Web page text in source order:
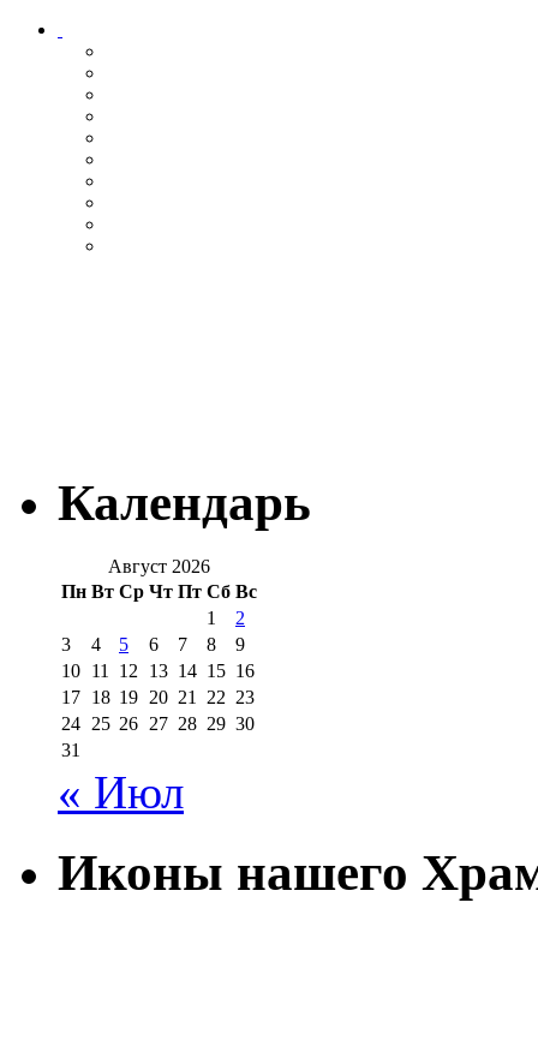
Календарь
Август 2026
Пн Вт Ср Чт Пт Сб Вс
1
2
3
4 5 6 7 8
9
10 11 12 13 14 15 16
17 18 19 20 21 22 23
24 25 26 27 28 29 30
31
« Июл
Иконы нашего